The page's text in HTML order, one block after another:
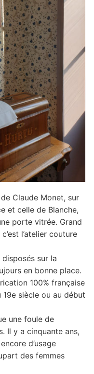
Claude Monet, sur
et celle de Blanche,
porte vitrée. Grand
l’atelier couture
sur la
en bonne place.
100% française
siècle ou au début
une foule de
Il y a cinquante ans,
d’usage
des femmes